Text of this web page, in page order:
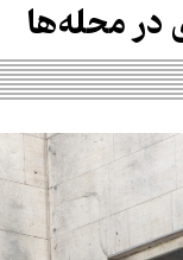
در محله‌ها